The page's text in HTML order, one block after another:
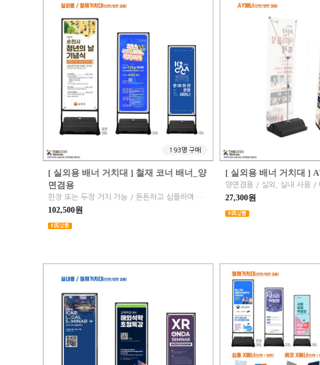
193명 구매
[ 실외용 배너 거치대 ] 철재 코너 배너_양
면겸용
한장 또는 두장 거치 가능 / 튼튼하고 심플하며 좁은 공간에 적합
102,500원
[ 실외용 배너 거치대 ]
양면겸용 / 실외, 실내 사용 /
27,300원